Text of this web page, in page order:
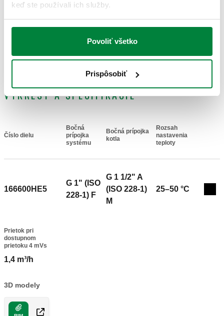
keď ste používali ich služby.
Povoliť všetko
Prispôsobiť
CERTIFIKÁCIE
VÝKRESY A ŠPECIFIKÁCIE
Číslo dielu
Bočná
prípojka
systému
Bočná prípojka
kotla
Rozsah
nastavenia
teploty
166600HE5
G 1" (ISO
228-1) F
G 1 1/2" A
(ISO 228-1)
M
25–50 °C
Prietok pri
dostupnom
prietoku 4 mVs
1,4 m³/h
3D modely